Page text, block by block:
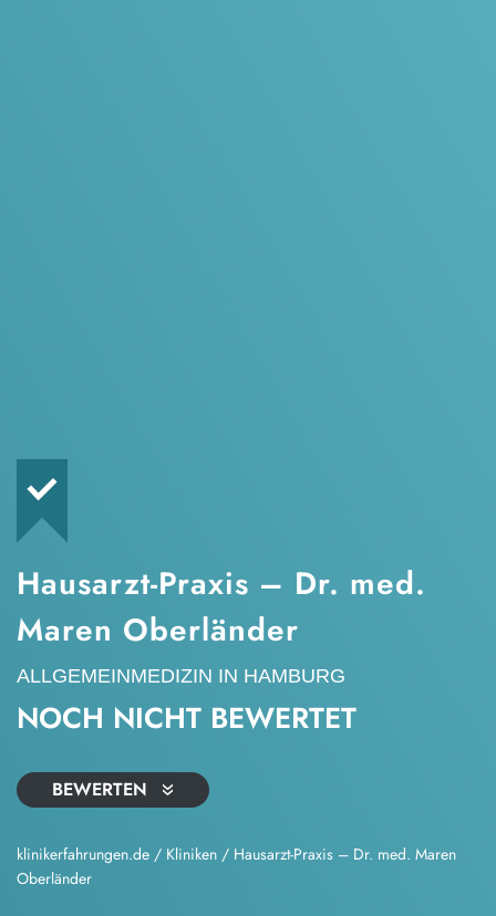
Hausarzt-Praxis – Dr. med.
Maren Oberländer
ALLGEMEINMEDIZIN IN HAMBURG
NOCH NICHT BEWERTET
BEWERTEN
klinikerfahrungen.de / Kliniken / Hausarzt-Praxis – Dr. med. Maren
Oberländer